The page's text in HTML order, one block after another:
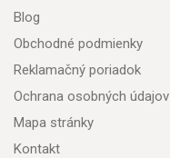
Blog
Obchodné podmienky
Reklamačný poriadok
Ochrana osobných údajov
Mapa stránky
Kontakt